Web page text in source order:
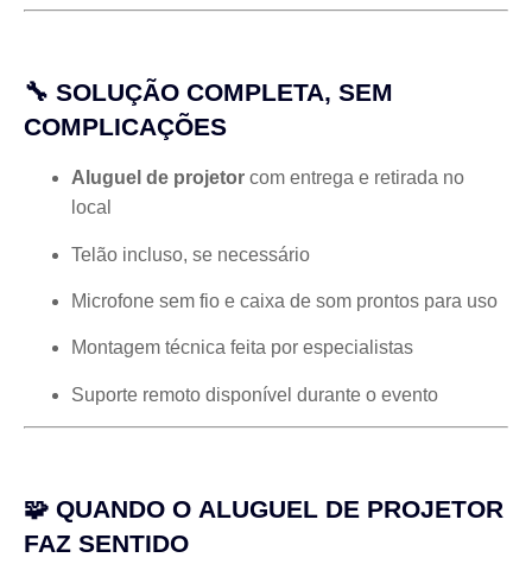
🔧 SOLUÇÃO COMPLETA, SEM
COMPLICAÇÕES
Aluguel de projetor com entrega e retirada no
local
Telão incluso, se necessário
Microfone sem fio e caixa de som prontos para uso
Montagem técnica feita por especialistas
Suporte remoto disponível durante o evento
🧩 QUANDO O ALUGUEL DE PROJETOR
FAZ SENTIDO